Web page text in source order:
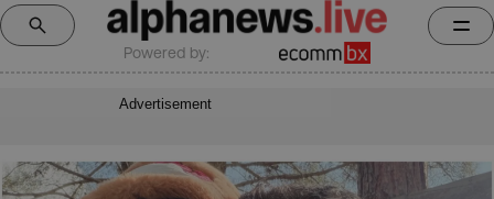
Powered by:
Advertisement